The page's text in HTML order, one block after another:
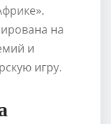
на
и
игру.